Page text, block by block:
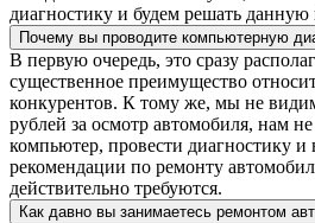
диагностику и будем решать данную
Почему вы проводите компьютерную
В первую очередь, это сразу
существенное преимущество
конкурентов. К тому же, мы не
рублей за осмотр автомобиля, нам
компьютер, провести диагностику
рекомендации по ремонту
действительно требуются.
Как давно вы занимаетесь ремонтом